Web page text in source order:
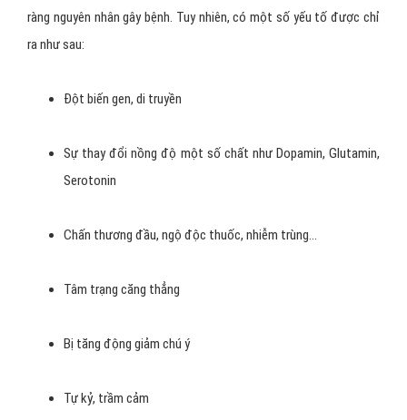
ràng nguyên nhân gây bệnh. Tuy nhiên, có một số yếu tố được chỉ
ra như sau:
Đột biến gen, di truyền
Sự thay đổi nồng độ một số chất như Dopamin, Glutamin,
Serotonin
Chấn thương đầu, ngộ độc thuốc, nhiễm trùng…
Tâm trạng căng thẳng
Bị tăng động giảm chú ý
Tự kỷ, trầm cảm